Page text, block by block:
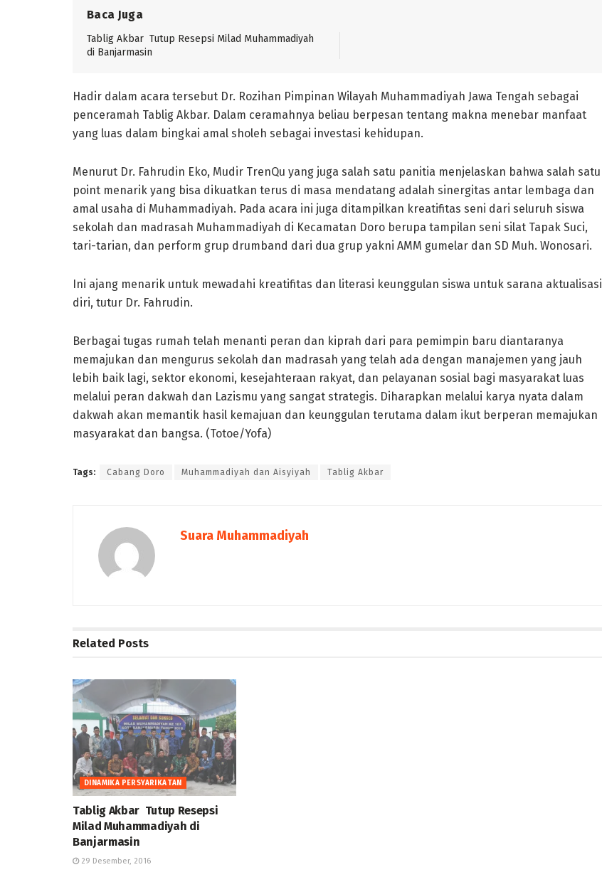
Baca Juga
Tablig Akbar Tutup Resepsi Milad Muhammadiyah
di Banjarmasin
Hadir dalam acara tersebut Dr. Rozihan Pimpinan Wilayah Muhammadiyah Jawa Tengah sebagai
penceramah Tablig Akbar. Dalam ceramahnya beliau berpesan tentang makna menebar manfaat
yang luas dalam bingkai amal sholeh sebagai investasi kehidupan.
Menurut Dr. Fahrudin Eko, Mudir TrenQu yang juga salah satu panitia menjelaskan bahwa salah satu
point menarik yang bisa dikuatkan terus di masa mendatang adalah sinergitas antar lembaga dan
amal usaha di Muhammadiyah. Pada acara ini juga ditampilkan kreatifitas seni dari seluruh siswa
sekolah dan madrasah Muhammadiyah di Kecamatan Doro berupa tampilan seni silat Tapak Suci,
tari-tarian, dan perform grup drumband dari dua grup yakni AMM gumelar dan SD Muh. Wonosari.
Ini ajang menarik untuk mewadahi kreatifitas dan literasi keunggulan siswa untuk sarana aktualisasi
diri, tutur Dr. Fahrudin.
Berbagai tugas rumah telah menanti peran dan kiprah dari para pemimpin baru diantaranya
memajukan dan mengurus sekolah dan madrasah yang telah ada dengan manajemen yang jauh
lebih baik lagi, sektor ekonomi, kesejahteraan rakyat, dan pelayanan sosial bagi masyarakat luas
melalui peran dakwah dan Lazismu yang sangat strategis. Diharapkan melalui karya nyata dalam
dakwah akan memantik hasil kemajuan dan keunggulan terutama dalam ikut berperan memajukan
masyarakat dan bangsa. (Totoe/Yofa)
Tags: Cabang Doro Muhammadiyah dan Aisyiyah Tablig Akbar
Suara Muhammadiyah
Related Posts
DINAMIKA PERSYARIKATAN
Tablig Akbar Tutup Resepsi
Milad Muhammadiyah di
Banjarmasin
29 Desember, 2016